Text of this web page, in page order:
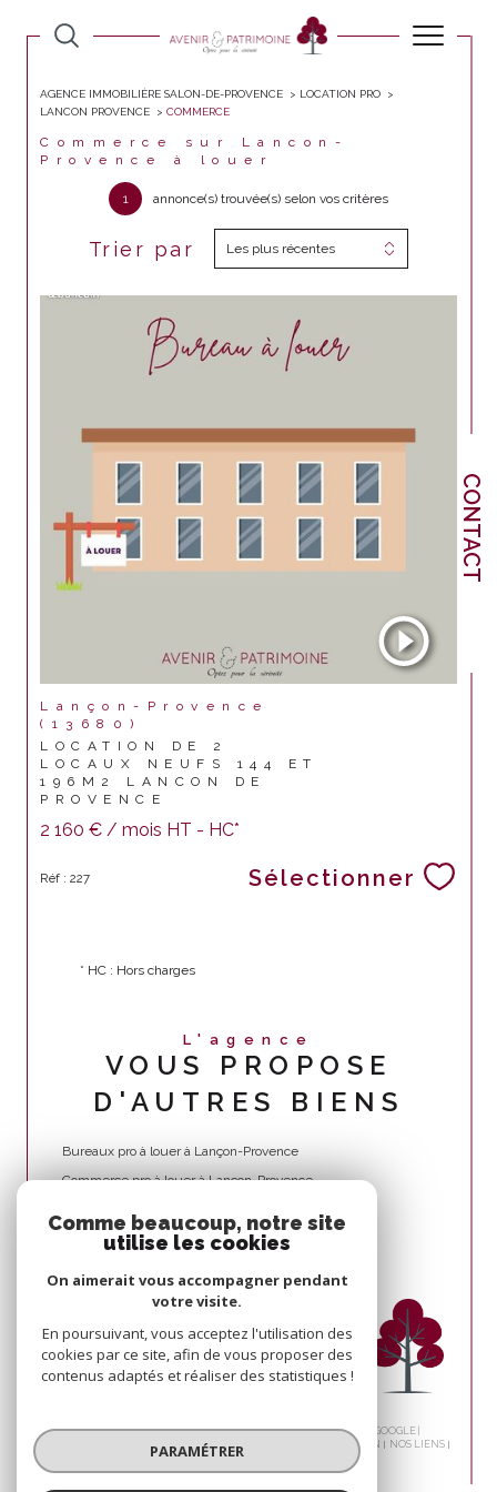
CONTACT
AGENCE IMMOBILIÈRE SALON-DE-PROVENCE
LOCATION PRO
LANCON PROVENCE
COMMERCE
Commerce sur Lancon-
Provence à louer
1 annonce(s) trouvée(s) selon vos critères
Trier par Les plus récentes
Lançon-Provence
(13680)
LOCATION DE 2
LOCAUX NEUFS 144 ET
196M2 LANCON DE
PROVENCE
2 160 € / mois HT - HC*
Réf : 227 Sélectionner
* HC : Hors charges
L'agence
VOUS PROPOSE
D'AUTRES BIENS
Bureaux pro à louer à Lançon-Provence
Commerce pro à louer à Lançon-Provence
© 2026 | TOUS DROITS RÉSERVÉS | TRADUCTION POWERED BY GOOGLE |
PLAN DU SITE ADMIN
NOS LIENS
POLITIQUE RGPD
Comme beaucoup, notre site
utilise les cookies
On aimerait vous accompagner pendant
votre visite.
En poursuivant, vous acceptez l'utilisation des
cookies par ce site, afin de vous proposer des
contenus adaptés et réaliser des statistiques !
PARAMÉTRER